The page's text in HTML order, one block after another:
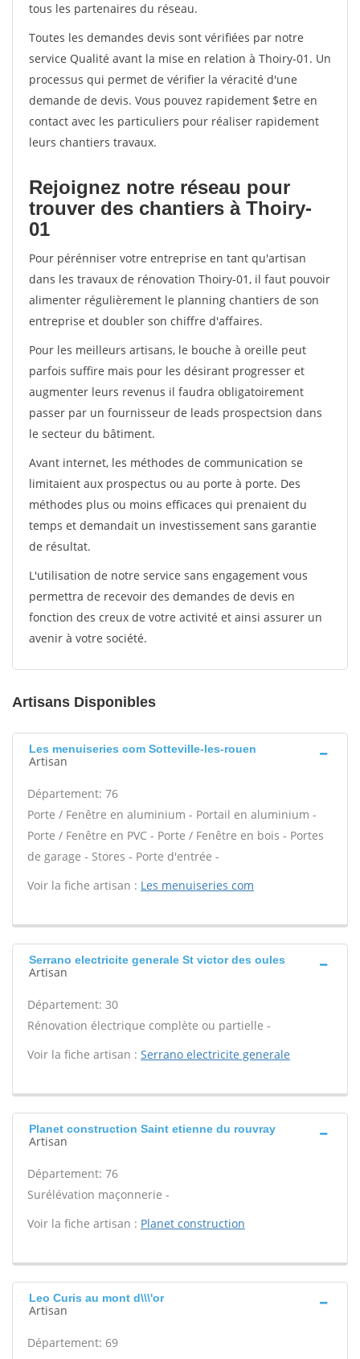
tous les partenaires du réseau.
Toutes les demandes devis sont vérifiées par notre
service Qualité avant la mise en relation à Thoiry-01. Un
processus qui permet de vérifier la véracité d'une
demande de devis. Vous pouvez rapidement $etre en
contact avec les particuliers pour réaliser rapidement
leurs chantiers travaux.
Rejoignez notre réseau pour
trouver des chantiers à Thoiry-
01
Pour pérénniser votre entreprise en tant qu'artisan
dans les travaux de rénovation Thoiry-01, il faut pouvoir
alimenter régulièrement le planning chantiers de son
entreprise et doubler son chiffre d'affaires.
Pour les meilleurs artisans, le bouche à oreille peut
parfois suffire mais pour les désirant progresser et
augmenter leurs revenus il faudra obligatoirement
passer par un fournisseur de leads prospectsion dans
le secteur du bâtiment.
Avant internet, les méthodes de communication se
limitaient aux prospectus ou au porte à porte. Des
méthodes plus ou moins efficaces qui prenaient du
temps et demandait un investissement sans garantie
de résultat.
L'utilisation de notre service sans engagement vous
permettra de recevoir des demandes de devis en
fonction des creux de votre activité et ainsi assurer un
avenir à votre société.
Artisans Disponibles
Les menuiseries com Sotteville-les-rouen
Artisan
Département: 76
Porte / Fenêtre en aluminium - Portail en aluminium -
Porte / Fenêtre en PVC - Porte / Fenêtre en bois - Portes
de garage - Stores - Porte d'entrée -
Voir la fiche artisan : Les menuiseries com
Serrano electricite generale St victor des oules
Artisan
Département: 30
Rénovation électrique complète ou partielle -
Voir la fiche artisan : Serrano electricite generale
Planet construction Saint etienne du rouvray
Artisan
Département: 76
Surélévation maçonnerie -
Voir la fiche artisan : Planet construction
Leo Curis au mont d\\\'or
Artisan
Département: 69